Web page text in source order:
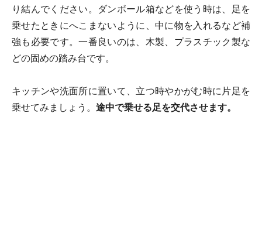
り結んでください。ダンボール箱などを使う時は、足を
乗せたときにへこまないように、中に物を入れるなど補
強も必要です。一番良いのは、木製、プラスチック製な
どの固めの踏み台です。
キッチンや洗面所に置いて、立つ時やかがむ時に片足を
乗せてみましょう。 途中で乗せる足を交代させます。